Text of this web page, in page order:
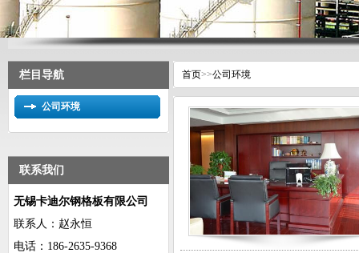
栏目导航
公司环境
联系我们
无锡卡迪尔钢格板有限公司
联系人：赵永恒
电话： 186-2635-9368
首页>>公司环境